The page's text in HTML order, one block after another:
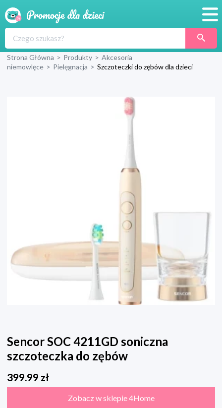
Produkty
Strona Główna > Produkty > Akcesoria
niemowlęce > Pielęgnacja > Szczoteczki do zębów dla dzieci
Sencor SOC 4211GD soniczna
szczoteczka do zębów
399.99 zł
Zobacz w sklepie 4Home